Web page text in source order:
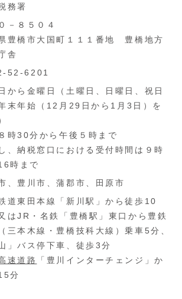
務署
－８５０４
豊橋市大国町１１１番地 豊橋地方
舎
52-6201
から金曜日（土曜日、日曜日、祝日
末年始（12月29日から1月3日）を
時30分から午後５時まで
、納税窓口における受付時間は９時
時まで
、豊川市、蒲郡市、田原市
道東田本線「新川駅」から徒歩10
はJR・名鉄「豊橋駅」東口から豊鉄
三本木線・豊橋技科大線）乗車5分、
」バス停下車、徒歩3分
速道路
「豊川インターチェンジ」か
分